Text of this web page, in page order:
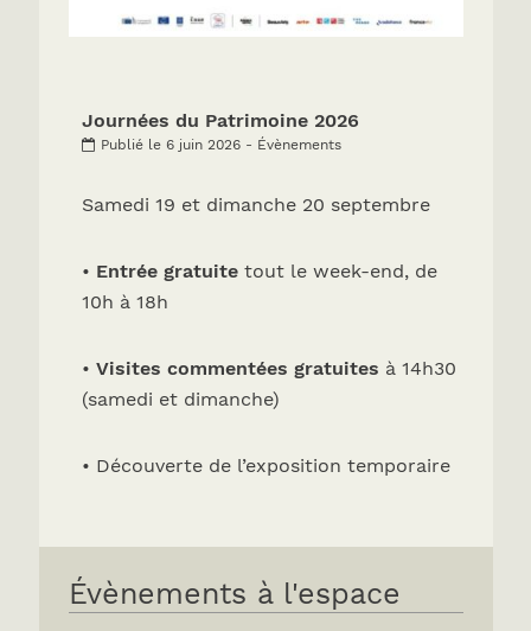
Journées du Patrimoine 2026
Publié le 6 juin 2026 - Évènements
Samedi 19 et dimanche 20 septembre
• Entrée gratuitetout le week-end, de
10h à 18h
• Visites commentées gratuites à 14h30
(samedi et dimanche)
• Découverte de l’exposition temporaire
Évènements à l'espace